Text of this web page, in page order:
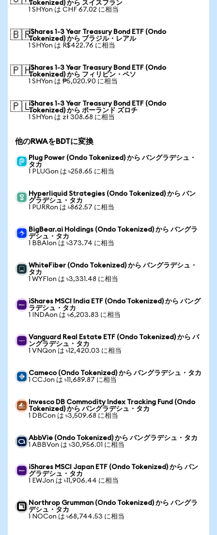
Tokenized) から スイスフラン
1 SHYon は CHF 67.02 に相当
🇧🇷iShares 1-3 Year Treasury Bond ETF (Ondo
Tokenized) から ブラジル・レアル
1 SHYon は R$422.76 に相当
🇵🇭iShares 1-3 Year Treasury Bond ETF (Ondo
Tokenized) から フィリピン・ペソ
1 SHYon は ₱5,020.90 に相当
🇵🇱iShares 1-3 Year Treasury Bond ETF (Ondo
Tokenized) から ポーランド ズロチ
1 SHYon は zł 308.68 に相当
他のRWAをBDTに変換
Plug Power (Ondo Tokenized) から バングラデシュ・
タカ
1 PLUGon は ৳258.65 に相当
Hyperliquid Strategies (Ondo Tokenized) から バン
グラデシュ・タカ
1 PURRon は ৳862.57 に相当
BigBear.ai Holdings (Ondo Tokenized) から バングラ
デシュ・タカ
1 BBAIon は ৳373.74 に相当
WhiteFiber (Ondo Tokenized) から バングラデシュ・
タカ
1 WYFIon は ৳3,331.48 に相当
iShares MSCI India ETF (Ondo Tokenized) から バング
ラデシュ・タカ
1 INDAon は ৳6,203.83 に相当
Vanguard Real Estate ETF (Ondo Tokenized) から バ
ングラデシュ・タカ
1 VNQon は ৳12,420.03 に相当
Cameco (Ondo Tokenized) から バングラデシュ・タカ
1 CCJon は ৳11,689.87 に相当
Invesco DB Commodity Index Tracking Fund (Ondo
Tokenized) から バングラデシュ・タカ
1 DBCon は ৳3,509.68 に相当
AbbVie (Ondo Tokenized) から バングラデシュ・タカ
1 ABBVon は ৳30,956.01 に相当
iShares MSCI Japan ETF (Ondo Tokenized) から バン
グラデシュ・タカ
1 EWJon は ৳11,906.44 に相当
Northrop Grumman (Ondo Tokenized) から バングラ
デシュ・タカ
1 NOCon は ৳68,744.53 に相当